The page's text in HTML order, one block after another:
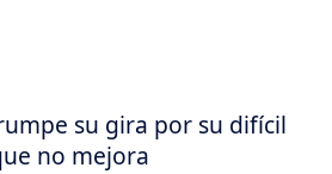
su gira por su difícil
no mejora